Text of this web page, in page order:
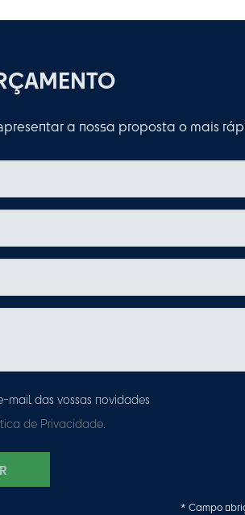
a nossa proposta o mais
mail das vossas novidades
de Privacidade.
* Campo